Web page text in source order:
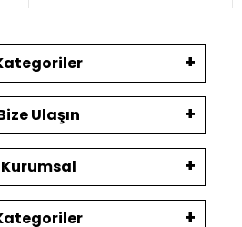
Ulaşın
Kurumsal